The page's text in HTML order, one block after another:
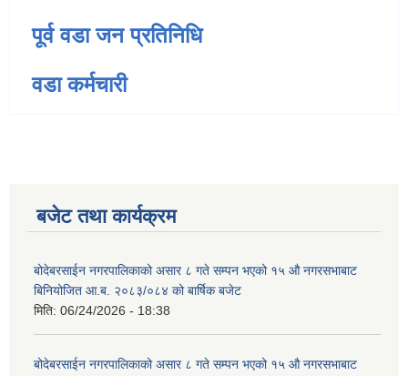
पूर्व वडा जन प्रतिनिधि
वडा कर्मचारी
बजेट तथा कार्यक्रम
बोदेबरसाईन नगरपालिकाको असार ८ गते सम्पन भएको १५ ‍‍‍औ नगरसभाबाट
बिनियोजित आ.ब. २०८३/०८४ को बार्षिक बजेट
मिति: 06/24/2026 - 18:38
बोदेबरसाईन नगरपालिकाको असार ८ गते सम्पन भएको १५ ‍‍‍औ नगरसभाबाट